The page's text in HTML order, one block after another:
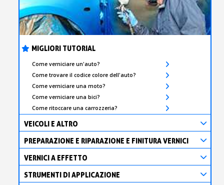
MIGLIORI TUTORIAL
Come verniciare un'auto?
Come trovare il codice colore dell'auto?
Come verniciare una moto?
Come verniciare una bici?
Come ritoccare una carrozzeria?
VEICOLI E ALTRO
PREPARAZIONE E RIPARAZIONE E FINITURA VERNICI
VERNICI A EFFETTO
STRUMENTI DI APPLICAZIONE